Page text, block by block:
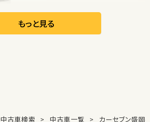
日産
リーフ
もっと見る
中古車検索 中古車一覧 カーセブン盛岡